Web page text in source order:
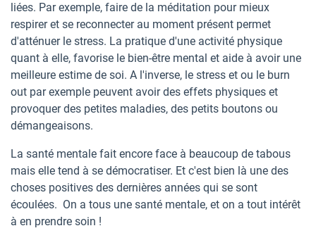
liées. Par exemple, faire de la méditation pour mieux
respirer et se reconnecter au moment présent permet
d'atténuer le stress. La pratique d'une activité physique
quant à elle, favorise le bien-être mental et aide à avoir une
meilleure estime de soi. A l'inverse, le stress et ou le burn
out par exemple peuvent avoir des effets physiques et
provoquer des petites maladies, des petits boutons ou
démangeaisons.
La santé mentale fait encore face à beaucoup de tabous
mais elle tend à se démocratiser. Et c'est bien là une des
choses positives des dernières années qui se sont
écoulées. On a tous une santé mentale, et on a tout intérêt
à en prendre soin !